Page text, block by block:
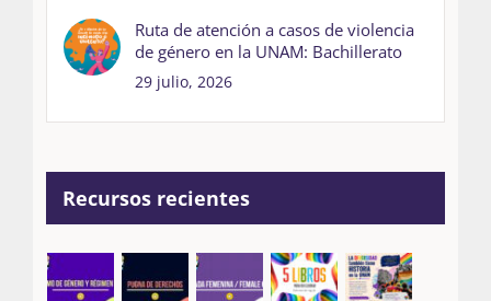
Ruta de atención a casos de violencia
de género en la UNAM: Bachillerato
29 julio, 2026
Recursos recientes